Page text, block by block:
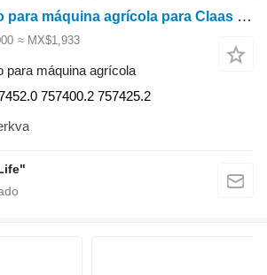
757452.0 cóncavo para máquina agrícola para Claas LEXION 450,570,580,600 cosechadora de cereales
≈ MX$1,933
para máquina agrícola
757400.2 757425.2